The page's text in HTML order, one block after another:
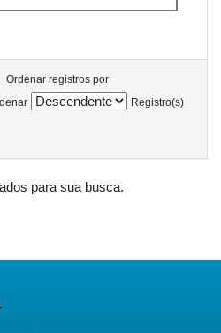
Ordenar registros por
Registro(s)
para sua busca.